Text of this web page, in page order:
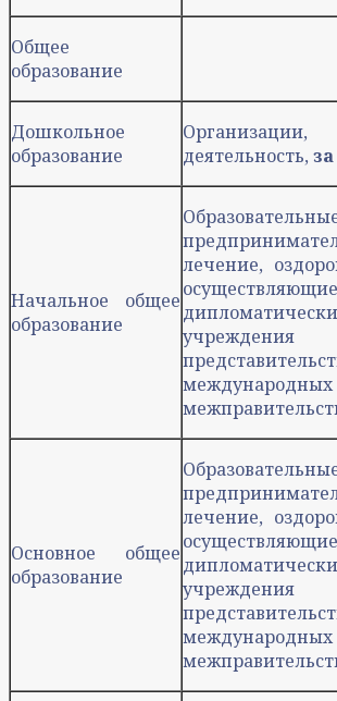
Общее
образование
Дошкольное
образование
Организации,
деятельность,
Начальное общее
образование
лечение,
Основное общее
образование
лечение,